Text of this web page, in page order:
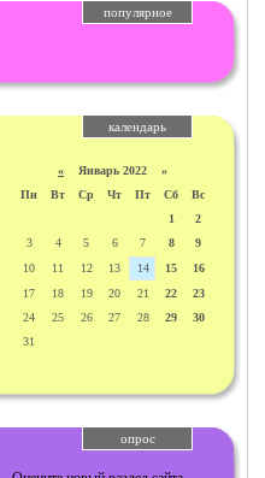
популярное
календарь
« Январь 2022 »
Пн
Вт Ср Чт Пт Сб
Вс
1
2
3
4 5 6 7 8
9
10
11 12 13 14 15
16
17
18 19 20 21 22
23
24
25 26 27 28 29
30
31
опрос